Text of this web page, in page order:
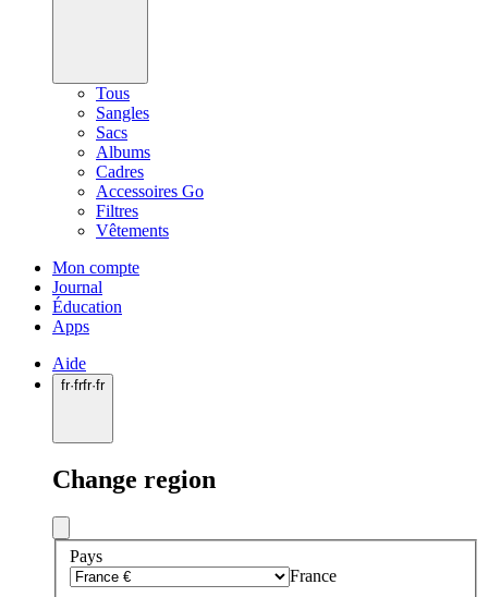
Tous
Sangles
Sacs
Albums
Cadres
Accessoires Go
Filtres
Vêtements
Mon compte
Journal
Éducation
Apps
Aide
fr·frfr·fr
Change region
Pays
France